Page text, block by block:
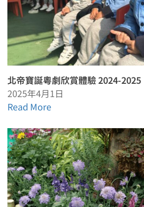
北帝寶誕粵劇欣賞體驗 2024-2025
2025年4月1日
Read More